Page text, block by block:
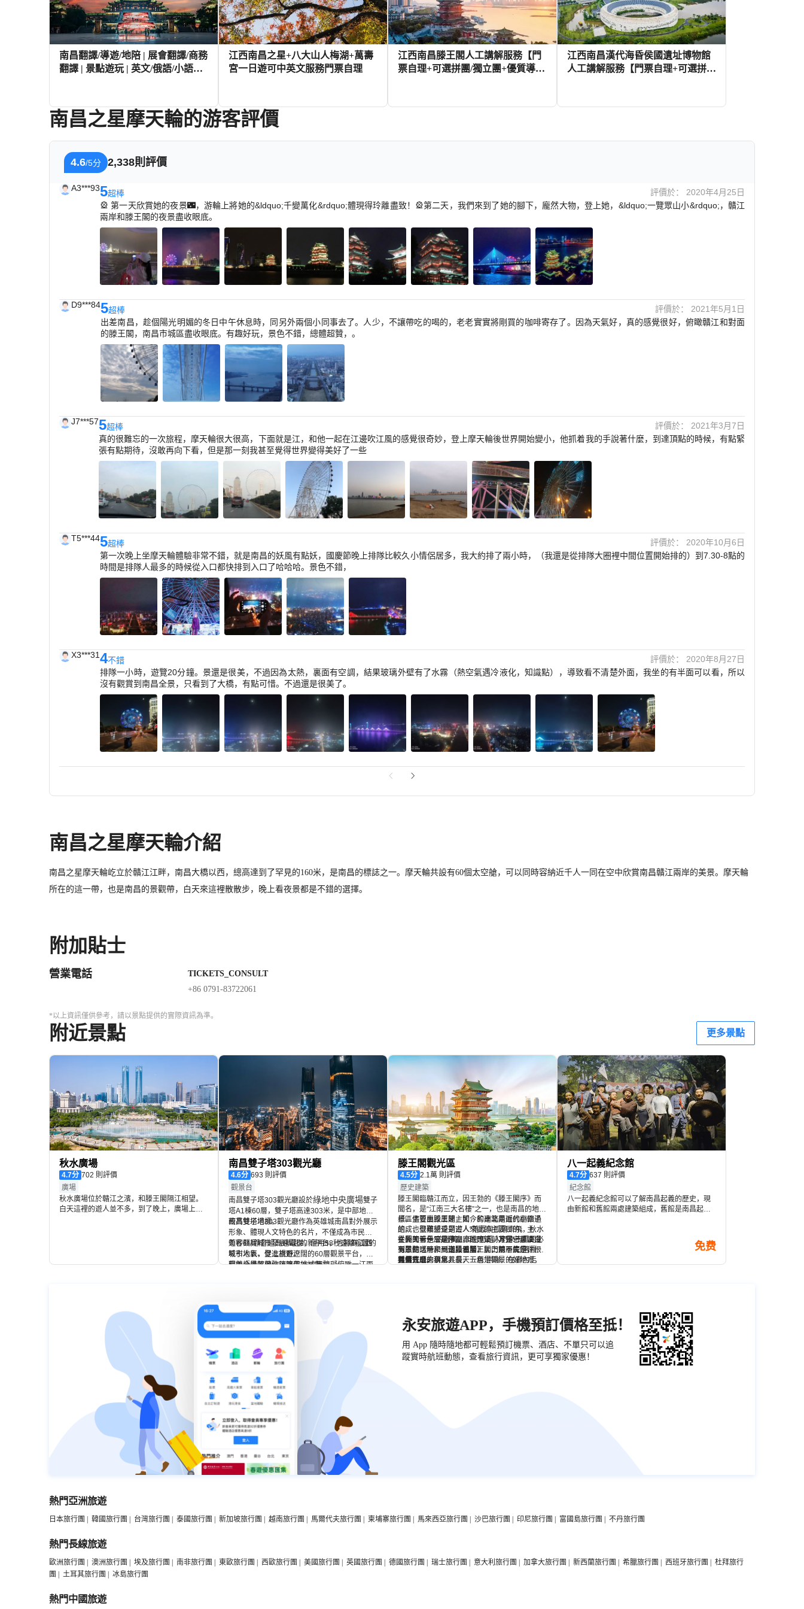
南昌翻譯/導遊/地陪 | 展會翻譯/商務
翻譯 | 景點遊玩 | 英文/俄語/小語種 |
HKD
江西南昌之星+八大山人梅湖+萬壽
宮一日遊可中英文服務門票自理
江西南昌滕王閣人工講解服務【門
票自理+可選拼團/獨立團+優質導遊
江西南昌漢代海昏侯國遺址博物館
人工講解服務【門票自理+可選拼
南昌之星摩天輪的游客評價
4.6/5分 2,338則評價
A3***935超棒
評價於： 2020年4月25日
🎡 第一天欣賞她的夜景🌃，游輪上將她的&ldquo;千變萬化&rdquo;體現得玲離盡致！🎡第二天，我們來到了她的腳下，龐然大物，登上她，&ldquo;一覽眾山小&rdquo;，贛江
兩岸和滕王閣的夜景盡收眼底。
D9***845超棒
評價於： 2021年5月1日
出差南昌，趁個陽光明媚的冬日中午休息時，同另外兩個小同事去了。人少，不讓帶吃的喝的，老老實實將剛買的咖啡寄存了。因為天氣好，真的感覺很好，俯瞰贛江和對面
的滕王閣，南昌市城區盡收眼底。有趣好玩，景色不錯，總體超贊，。
J7***575超棒
評價於： 2021年3月7日
真的很難忘的一次旅程，摩天輪很大很高，下面就是江，和他一起在江邊吹江風的感覺很奇妙，登上摩天輪後世界開始變小，他抓着我的手說著什麼，到達頂點的時候，有點緊
張有點期待，沒敢再向下看，但是那一刻我甚至覺得世界變得美好了一些
T5***445超棒
評價於： 2020年10月6日
第一次晚上坐摩天輪體驗非常不錯，就是南昌的妖風有點妖，國慶節晚上排隊比較久小情侶居多，我大約排了兩小時，（我還是從排隊大圈裡中間位置開始排的）到7.30-8點的
時間是排隊人最多的時候從入口都快排到入口了哈哈哈。景色不錯，
X3***314不錯
評價於： 2020年8月27日
排隊一小時，遊覽20分鐘。景還是很美，不過因為太熱，裏面有空調，結果玻璃外壁有了水霧（熱空氣遇冷液化，知識點），導致看不清楚外面，我坐的有半面可以看，所以
沒有觀賞到南昌全景，只看到了大橋，有點可惜。不過還是很美了。
南昌之星摩天輪介紹
南昌之星摩天輪屹立於贛江江畔，南昌大橋以西，總高達到了罕見的160米，是南昌的標誌之一。摩天輪共設有60個太空艙，可以同時容納近千人一同在空中欣賞南昌贛江兩岸的美景。摩天輪
所在的這一帶，也是南昌的景觀帶，白天來這裡散散步，晚上看夜景都是不錯的選擇。
附加貼士
營業電話
TICKETS_CONSULT
+86 0791-83722061
*以上資訊僅供參考，請以景點提供的實際資訊為準。
附近景點 更多景點
秋水廣場
4.7分
702 則評價
廣場
秋水廣場位於贛江之濱，和滕王閣隔江相望。
白天這裡的遊人並不多，到了晚上，廣場上閃
南昌雙子塔303觀光廳
4.6分
693 則評價
觀景台
南昌雙子塔303觀光廳設於綠地中央廣場雙子
塔A1棟60層，雙子塔高達303米，是中部地區
較高雙塔地標。
南昌雙子塔303觀光廳作為英雄城南昌對外展示
形象、體現人文特色的名片，不僅成為市民、
遊客觀賞城市發展崛起的新平台，也將為江西
吸引人氣、促進旅遊。
每秒6M靜音超高速電梯，僅用58秒遠離喧囂的
城市地表，登上視野遼闊的60層觀景平台，全
程雙語講解帶你領略英雄城魅力。
廳內全景落地玻璃讓你360°無障礙俯瞰一江兩
禮物紀念品店、雲端慢郵局、雲端許願球，多
重遊玩體驗給您加倍雲端快樂。
滕王閣觀光區
4.5分
2.1萬 則評價
歷史建築
滕王閣臨贛江而立，因王勃的《滕王閣序》而
聞名，是“江南三大名樓”之一，也是南昌的地
標。儘管屢毀屢建，如今的建築是近代翻修過
的，也很難感受到古人“落霞與孤鶩齊飛，秋水
共長天一色”的壯美，但它仍是人們來南昌的必
到景點之一。到南昌看滕王閣，總不失是件很
有儀式感的事兒。
景區主要由滕王閣主閣，和南北兩面的小園子
組成，登樓望遠是遊人來此的主要目的。主閣
從外面看是三層帶回廊的建築，其實它裏面還
有三個暗層和一個設備層，加上兩層底座，一
共有九層。
主閣的第一層是序廳，進門正前方是一尊漢白
玉雕的《時來風送滕王閣》，門前一塊“落霞與
孤鶩齊飛，秋水共長天一色”拱聯。在廳內走
繼續往上來到第五層，五層是觀景的好地方，
遙想當年文人雅士在此吟詩作對的場景，心中
總有些感慨。
也能看到滕王閣全景，衹是拍照角度沒那麼好
了。
八一起義紀念館
4.7分
637 則評價
紀念館
八一起義紀念館可以了解南昌起義的歷史，現
由新館和舊館兩處建築組成，舊館是南昌起義
物、望遠鏡等，展館內有不少多媒體模型，蠟
像和雕塑在聲光的配合下格外逼真。八一起義
免费
永安旅遊APP，手機預訂價格至抵！
用 App 隨時隨地都可輕鬆預訂機票、酒店、不單只可以追
蹤實時航班動態，查看旅行資訊，更可享獨家優惠！
熱門亞洲旅遊
日本旅行團 | 韓國旅行團 | 台灣旅行團 | 泰國旅行團 | 新加坡旅行團 | 越南旅行團 | 馬爾代夫旅行團 | 柬埔寨旅行團 | 馬來西亞旅行團 | 沙巴旅行團 | 印尼旅行團 | 富國島旅行團 | 不丹旅行團
熱門長線旅遊
歐洲旅行團 | 澳洲旅行團 | 埃及旅行團 | 南非旅行團 | 東歐旅行團 | 西歐旅行團 | 美國旅行團 | 英國旅行團 | 德國旅行團 | 瑞士旅行團 | 意大利旅行團 | 加拿大旅行團 | 新西蘭旅行團 | 希臘旅行團 | 西班牙旅行團 | 杜拜旅行
團 | 土耳其旅行團 | 冰島旅行團
熱門中國旅遊